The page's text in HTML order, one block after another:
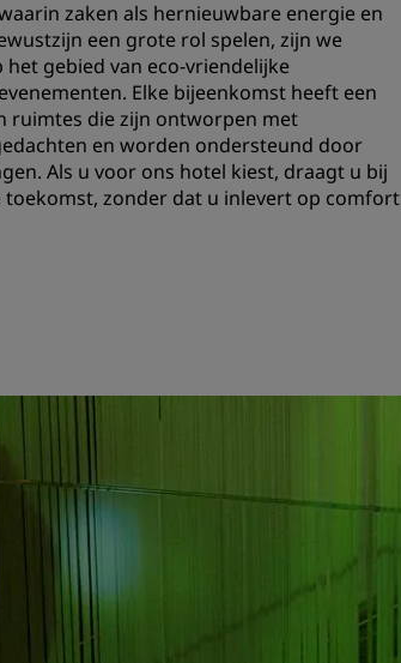
INSCHRIJVEN
zaken als hernieuwbare energie en
een grote rol spelen, zijn we
gebied van eco-vriendelijke
Elke bijeenkomst heeft een
ruimtes die zijn ontworpen met
en worden ondersteund door
Als u voor ons hotel kiest, draagt u bij
toekomst, zonder dat u inlevert op comfort